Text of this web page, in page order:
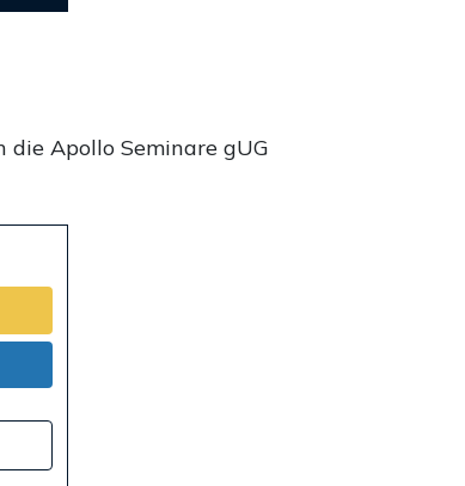
Apollo Seminare gUG